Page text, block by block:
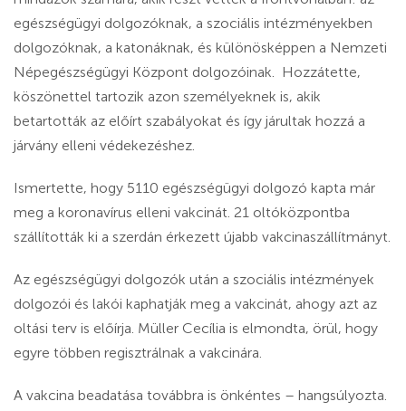
egészségügyi dolgozóknak, a szociális intézményekben
dolgozóknak, a katonáknak, és különösképpen a Nemzeti
Népegészségügyi Központ dolgozóinak. Hozzátette,
köszönettel tartozik azon személyeknek is, akik
betartották az előírt szabályokat és így járultak hozzá a
járvány elleni védekezéshez.
Ismertette, hogy 5110 egészségügyi dolgozó kapta már
meg a koronavírus elleni vakcinát. 21 oltóközpontba
szállították ki a szerdán érkezett újabb vakcinaszállítmányt.
Az egészségügyi dolgozók után a szociális intézmények
dolgozói és lakói kaphatják meg a vakcinát, ahogy azt az
oltási terv is előírja. Müller Cecília is elmondta, örül, hogy
egyre többen regisztrálnak a vakcinára.
A vakcina beadatása továbbra is önkéntes – hangsúlyozta.